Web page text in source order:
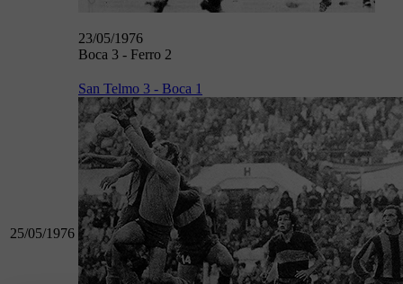
23/05/1976
Boca 3 - Ferro 2
25/05/1976
San Telmo 3 - Boca 1